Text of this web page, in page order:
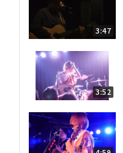
3:47
3:52